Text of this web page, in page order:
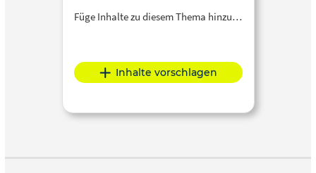
Füge Inhalte zu diesem Thema hinzu…
Inhalte vorschlagen